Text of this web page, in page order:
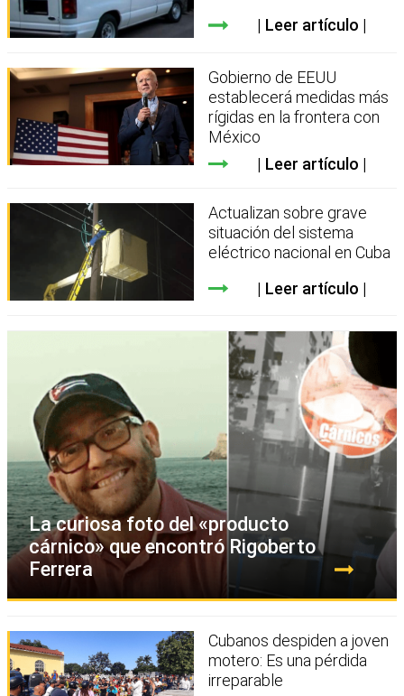
Leer artículo
Gobierno de EEUU
establecerá medidas más
rígidas en la frontera con
México
Leer artículo
Actualizan sobre grave
situación del sistema
eléctrico nacional en Cuba
Leer artículo
La curiosa foto del «producto
cárnico» que encontró Rigoberto
Ferrera
Cubanos despiden a joven
motero: Es una pérdida
irreparable